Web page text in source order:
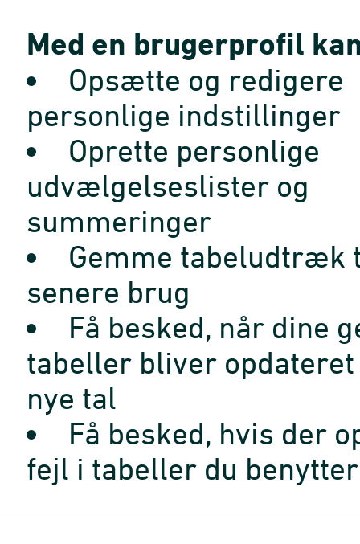
Med en brugerprofil
Opsætte og redigere
personlige indstillinger
Oprette personlige
udvælgelseslister og
summeringer
Gemme tabeludtræk
senere brug
Få besked, når dine
tabeller bliver opdateret
nye tal
Få besked, hvis der
fejl i tabeller du benytter